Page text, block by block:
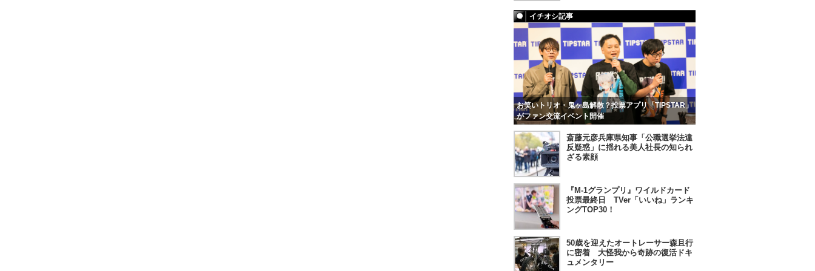
イチオシ記事
お笑いトリオ・鬼ヶ島解散？投票アプリ「TIPSTAR」
がファン交流イベント開催
斎藤元彦兵庫県知事「公職選挙法違
反疑惑」に揺れる美人社長の知られ
ざる素顔
『M-1グランプリ』ワイルドカード
投票最終日 TVer「いいね」ランキ
ングTOP30！
50歳を迎えたオートレーサー森且行
に密着 大怪我から奇跡の復活ドキ
ュメンタリー